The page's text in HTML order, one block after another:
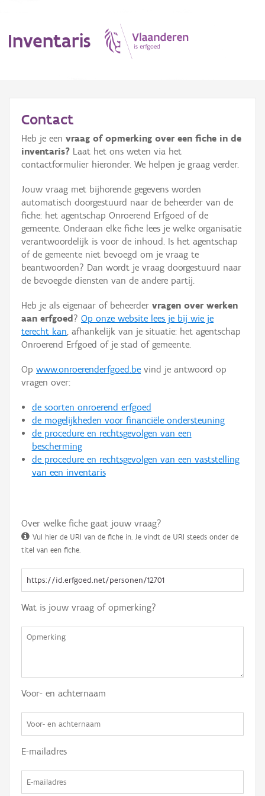
Inventaris
Erfgoedobject
Aanduidingsobject
Waarneming
Thema
Gebeurtenis
Persoon of collectief
Hergebruik
Aanmelden
Contact
Heb je een vraag of opmerking over een fiche in de
inventaris? Laat het ons weten via het
contactformulier hieronder. We helpen je graag verder.
Jouw vraag met bijhorende gegevens worden
automatisch doorgestuurd naar de beheerder van de
fiche: het agentschap Onroerend Erfgoed of de
gemeente. Onderaan elke fiche lees je welke organisatie
verantwoordelijk is voor de inhoud. Is het agentschap
of de gemeente niet bevoegd om je vraag te
beantwoorden? Dan wordt je vraag doorgestuurd naar
de bevoegde diensten van de andere partij.
Heb je als eigenaar of beheerder vragen over werken
aan erfgoed ? Op onze website lees je bij wie je
terecht kan, afhankelijk van je situatie: het agentschap
Onroerend Erfgoed of je stad of gemeente.
Op www.onroerenderfgoed.be vind je antwoord op
vragen over:
de soorten onroerend erfgoed
de mogelijkheden voor financiële ondersteuning
de procedure en rechtsgevolgen van een
bescherming
de procedure en rechtsgevolgen van een vaststelling
van een inventaris
Over welke fiche gaat jouw vraag?
Vul hier de URI van de fiche in. Je vindt de URI steeds onder de
titel van een fiche.
Wat is jouw vraag of opmerking?
Voor- en achternaam
E-mailadres